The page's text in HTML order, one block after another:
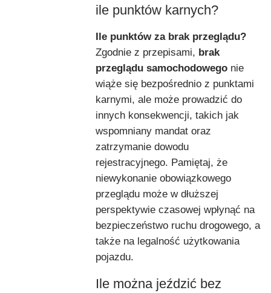
ile punktów karnych?
Ile punktów za brak przeglądu?
Zgodnie z przepisami, brak
przeglądu samochodowego nie
wiąże się bezpośrednio z punktami
karnymi, ale może prowadzić do
innych konsekwencji, takich jak
wspomniany mandat oraz
zatrzymanie dowodu
rejestracyjnego. Pamiętaj, że
niewykonanie obowiązkowego
przeglądu może w dłuższej
perspektywie czasowej wpłynąć na
bezpieczeństwo ruchu drogowego, a
także na legalność użytkowania
pojazdu.
Ile można jeździć bez